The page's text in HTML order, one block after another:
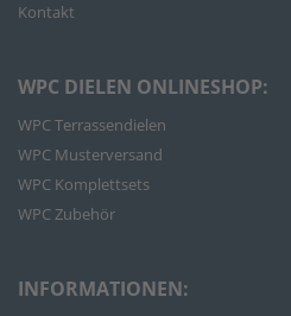
Kontakt
WPC DIELEN ONLINESHOP:
WPC Terrassendielen
WPC Musterversand
WPC Komplettsets
WPC Zubehör
INFORMATIONEN: